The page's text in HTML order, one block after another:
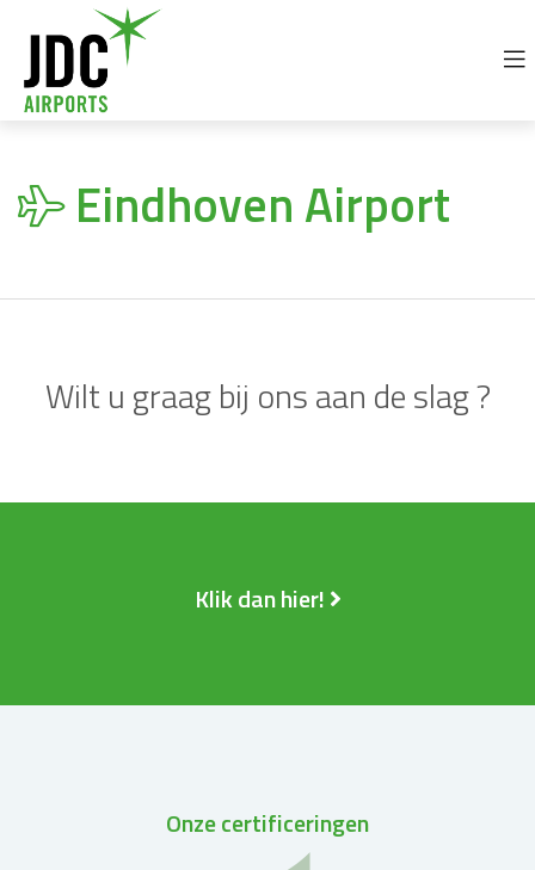
+32 69 77 92 30
Eindhoven Airport
Wilt u graag bij ons aan de slag ?
Klik dan hier!
Onze certificeringen